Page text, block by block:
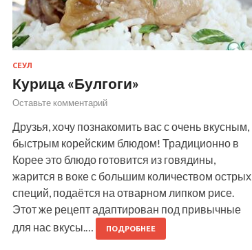
СЕУЛ
Курица «Булгоги»
Оставьте комментарий
Друзья, хочу познакомить вас с очень вкусным,
быстрым корейским блюдом! Традиционно в
Корее это блюдо готовится из говядины,
жарится в воке с большим количеством острых
специй, подаётся на отварном липком рисе.
Этот же рецепт адаптирован под привычные
для нас вкусы.…
ПОДРОБНЕЕ